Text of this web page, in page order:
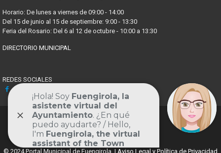
Horario: De lunes a viernes de 09:00 - 14:00
Del 15 de junio al 15 de septiembre: 9:00 - 13:30
Feria del Rosario: Del 6 al 12 de octubre - 10:00 a 13:30
DIRECTORIO MUNICIPAL
REDES SOCIALES
Facebook
Volver
al
© 2024 Portal Municipal de Fuengirola. | Aviso Legal y Política de Privacidad